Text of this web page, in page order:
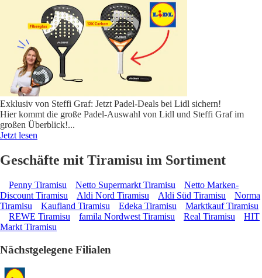
Exklusiv von Steffi Graf: Jetzt Padel-Deals bei Lidl sichern!
Hier kommt die große Padel-Auswahl von Lidl und Steffi Graf im
großen Überblick!...
Jetzt lesen
Geschäfte mit Tiramisu im Sortiment
Penny Tiramisu Netto Supermarkt Tiramisu
Netto Marken-
Discount Tiramisu
Aldi Nord Tiramisu Aldi Süd Tiramisu
Norma
Tiramisu
Kaufland Tiramisu Edeka Tiramisu
Marktkauf Tiramisu
REWE Tiramisu
famila Nordwest Tiramisu Real Tiramisu
HIT
Markt Tiramisu
Nächstgelegene Filialen